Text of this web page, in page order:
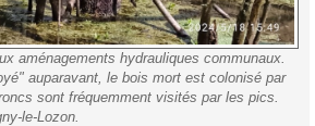
aménagements hydrauliques communaux.
auparavant, le bois mort est colonisé par
sont fréquemment visités par les pics.
le-Lozon.